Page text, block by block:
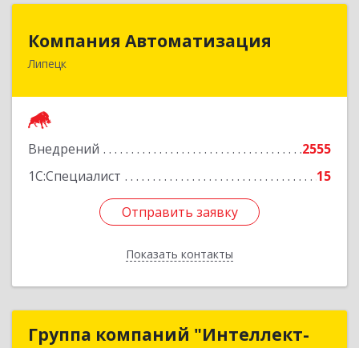
Компания Автоматизация
Липецк
Внедрений
2555
1С:Специалист
15
Отправить заявку
Показать контакты
398001, Липецкая обл, Липецк г, Победы пл,
Отправить заявку
Назад
Группа компаний "Интеллект-
Группа компаний "Интеллект-